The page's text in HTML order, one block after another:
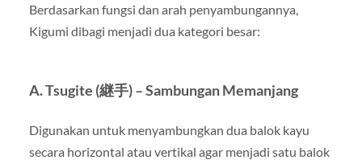
Berdasarkan fungsi dan arah penyambungannya,
Kigumi dibagi menjadi dua kategori besar:
A. Tsugite (継手) – Sambungan Memanjang
Digunakan untuk menyambungkan dua balok kayu
secara horizontal atau vertikal agar menjadi satu balok